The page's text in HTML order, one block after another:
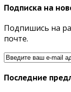
Подписка на
Подпишись на
почте.
Последние